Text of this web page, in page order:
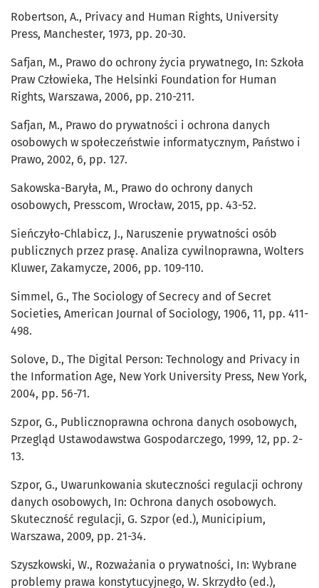
Robertson, A., Privacy and Human Rights, University
Press, Manchester, 1973, pp. 20-30.
Safjan, M., Prawo do ochrony życia prywatnego, In: Szkoła
Praw Człowieka, The Helsinki Foundation for Human
Rights, Warszawa, 2006, pp. 210-211.
Safjan, M., Prawo do prywatności i ochrona danych
osobowych w społeczeństwie informatycznym, Państwo i
Prawo, 2002, 6, pp. 127.
Sakowska-Baryła, M., Prawo do ochrony danych
osobowych, Presscom, Wrocław, 2015, pp. 43-52.
Sieńczyło-Chlabicz, J., Naruszenie prywatności osób
publicznych przez prasę. Analiza cywilnoprawna, Wolters
Kluwer, Zakamycze, 2006, pp. 109-110.
Simmel, G., The Sociology of Secrecy and of Secret
Societies, American Journal of Sociology, 1906, 11, pp. 411-
498.
Solove, D., The Digital Person: Technology and Privacy in
the Information Age, New York University Press, New York,
2004, pp. 56-71.
Szpor, G., Publicznoprawna ochrona danych osobowych,
Przegląd Ustawodawstwa Gospodarczego, 1999, 12, pp. 2-
13.
Szpor, G., Uwarunkowania skuteczności regulacji ochrony
danych osobowych, In: Ochrona danych osobowych.
Skuteczność regulacji, G. Szpor (ed.), Municipium,
Warszawa, 2009, pp. 21-34.
Szyszkowski, W., Rozważania o prywatności, In: Wybrane
problemy prawa konstytucyjnego, W. Skrzydło (ed.),